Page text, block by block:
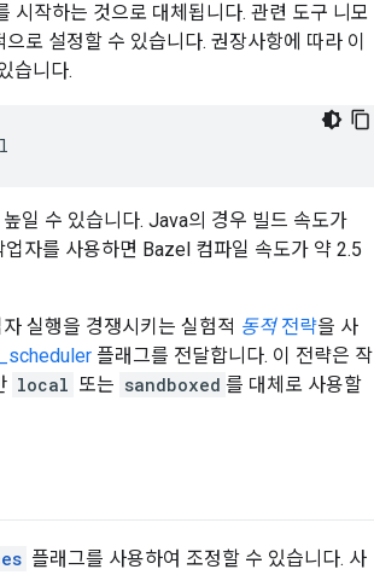
시작하는 것으로 대체됩니다. 관련 도구 니모
로 설정할 수 있습니다. 권장사항에 따라 이
습니다.
일 수 있습니다. Java의 경우 빌드 속도가
자를 사용하면 Bazel 컴파일 속도가 약 2.5
실행을 경쟁시키는 실험적 동적전략을 사
플래그를 전달합니다. 이 전략은 작
local 또는 sandboxed 를 대체로 사용할
플래그를 사용하여 조정할 수 있습니다. 사